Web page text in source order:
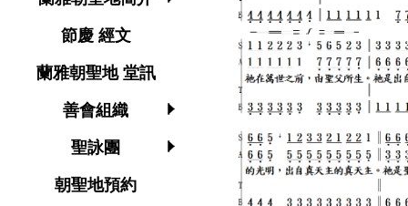
節慶 經文
蘭雅朝聖地 堂訊
善會組織
聖詠團
朝聖地預約